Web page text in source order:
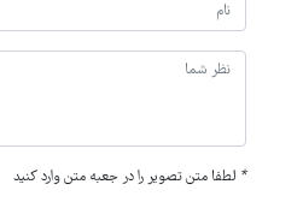
* لطفا متن تصویر را در جعبه متن وارد کنید